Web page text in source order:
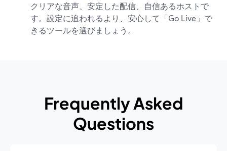
クリアな音声、安定した配信、自信あるホストで
す。設定に追われるより、安心して「Go Live」で
きるツールを選びましょう。
Frequently Asked
Questions